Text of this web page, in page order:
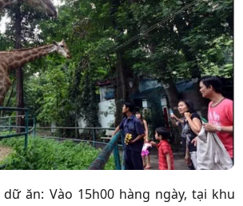
ăn: Vào 15h00 hàng ngày, tại khu